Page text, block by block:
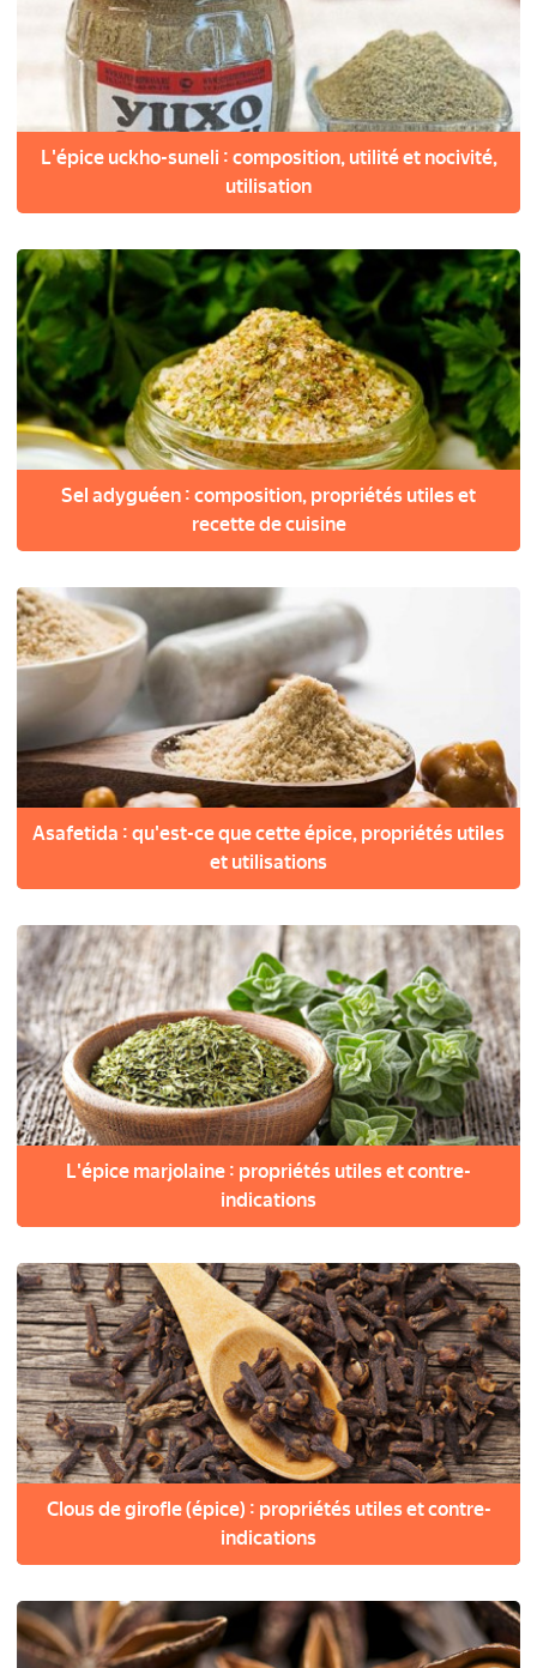
L'épice uckho-suneli : composition, utilité et nocivité,
utilisation
Sel adyguéen : composition, propriétés utiles et
recette de cuisine
Asafetida : qu'est-ce que cette épice, propriétés utiles
et utilisations
L'épice marjolaine : propriétés utiles et contre-
indications
Clous de girofle (épice) : propriétés utiles et contre-
indications